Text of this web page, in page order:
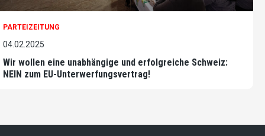
PARTEIZEITUNG
04.02.2025
Wir wollen eine unabhängige und erfolgreiche Schweiz:
NEIN zum EU-Unterwerfungsvertrag!